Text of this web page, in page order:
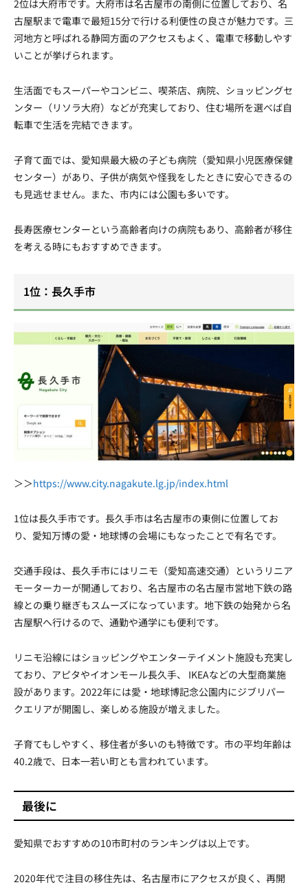
2位は大府市です。大府市は名古屋市の南側に位置しており、名
古屋駅まで電車で最短15分で行ける利便性の良さが魅力です。三
河地方と呼ばれる静岡方面のアクセスもよく、電車で移動しやす
いことが挙げられます。
生活面でもスーパーやコンビニ、喫茶店、病院、ショッピングセ
ンター（リソラ大府）などが充実しており、住む場所を選べば自
転車で生活を完結できます。
子育て面では、愛知県最大級の子ども病院（愛知県小児医療保健
センター）があり、子供が病気や怪我をしたときに安心できるの
も見逃せません。また、市内には公園も多いです。
長寿医療センターという高齢者向けの病院もあり、高齢者が移住
を考える時にもおすすめできます。
1位：長久手市
＞＞https://www.city.nagakute.lg.jp/index.html
1位は長久手市です。長久手市は名古屋市の東側に位置してお
り、愛知万博の愛・地球博の会場にもなったことで有名です。
交通手段は、長久手市にはリニモ（愛知高速交通）というリニア
モーターカーが開通しており、名古屋市の名古屋市営地下鉄の路
線との乗り継ぎもスムーズになっています。地下鉄の始発から名
古屋駅へ行けるので、通勤や通学にも便利です。
リニモ沿線にはショッピングやエンターテイメント施設も充実し
ており、アピタやイオンモール長久手、 IKEAなどの大型商業施
設があります。2022年には愛・地球博記念公園内にジブリパー
クエリアが開園し、楽しめる施設が増えました。
子育てもしやすく、移住者が多いのも特徴です。市の平均年齢は
40.2歳で、日本一若い町とも言われています。
最後に
愛知県でおすすめの10市町村のランキングは以上です。
2020年代で注目の移住先は、名古屋市にアクセスが良く、再開